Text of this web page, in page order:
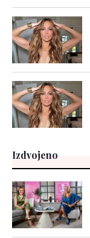
Izdvojeno